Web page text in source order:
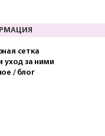
сетка
уход за ними
/ блог